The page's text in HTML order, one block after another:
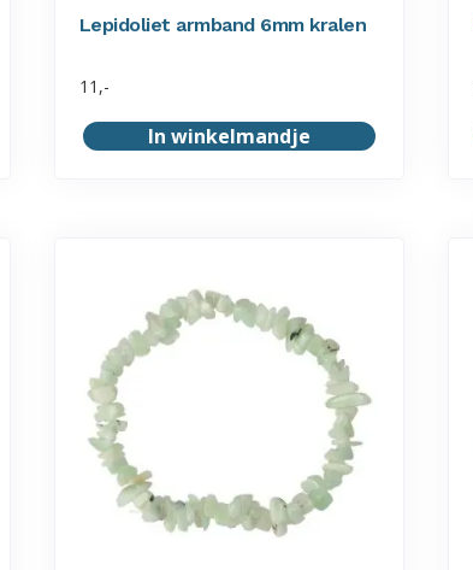
Lepidoliet armband 6mm kralen
11,-
In winkelmandje